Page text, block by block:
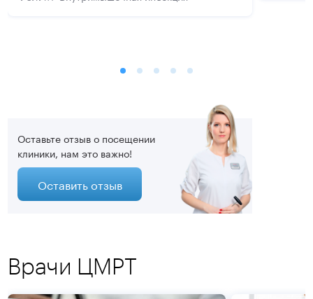
Оставьте отзыв о посещении
клиники, нам это важно!
Оставить отзыв
Врачи ЦМРТ